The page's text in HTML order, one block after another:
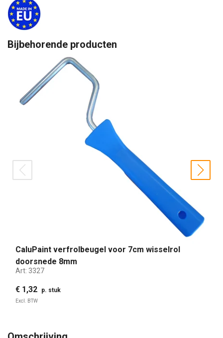
Bijbehorende producten
CaluPaint verfrolbeugel voor 7cm wisselrol
doorsnede 8mm
Art: 3327
€ 1,32 p. stuk
Excl. BTW
prev next